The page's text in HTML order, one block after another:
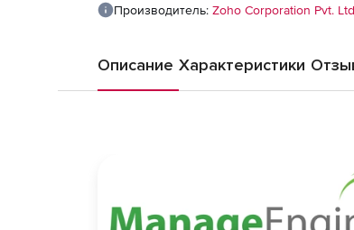
Производитель: Zoho Corporation Pvt.
Описание Характеристики